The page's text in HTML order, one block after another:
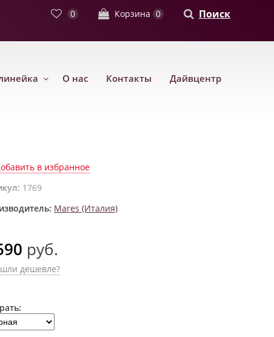
0 Корзина 0 Поиск
О нас Контакты Дайвцентр
в избранное
1769
Mares (Италия)
руб.
дешевле?